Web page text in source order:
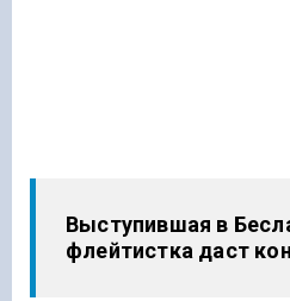
Выступившая в
флейтистка даст